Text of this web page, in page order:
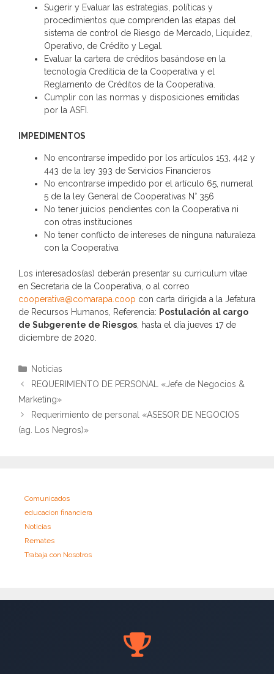
Sugerir y Evaluar las estrategias, políticas y
procedimientos que comprenden las etapas del
sistema de control de Riesgo de Mercado, Liquidez,
Operativo, de Crédito y Legal.
Evaluar la cartera de créditos basándose en la
tecnología Crediticia de la Cooperativa y el
Reglamento de Créditos de la Cooperativa.
Cumplir con las normas y disposiciones emitidas
por la ASFI.
IMPEDIMENTOS
No encontrarse impedido por los artículos 153, 442 y
443 de la ley 393 de Servicios Financieros
No encontrarse impedido por el artículo 65, numeral
5 de la ley General de Cooperativas N° 356
No tener juicios pendientes con la Cooperativa ni
con otras instituciones
No tener conflicto de intereses de ninguna naturaleza
con la Cooperativa
Los interesados(as) deberán presentar su curriculum vitae
en Secretaria de la Cooperativa, o al correo
cooperativa@comarapa.coop con carta dirigida a la Jefatura
de Recursos Humanos, Referencia: Postulación al cargo
de Subgerente de Riesgos, hasta el día jueves 17 de
diciembre de 2020.
Categorías
Noticias
REQUERIMIENTO DE PERSONAL «Jefe de Negocios &
Marketing»
Requerimiento de personal «ASESOR DE NEGOCIOS
(ag. Los Negros)»
Comunicados
educacion financiera
Noticias
Remates
Trabaja con Nosotros